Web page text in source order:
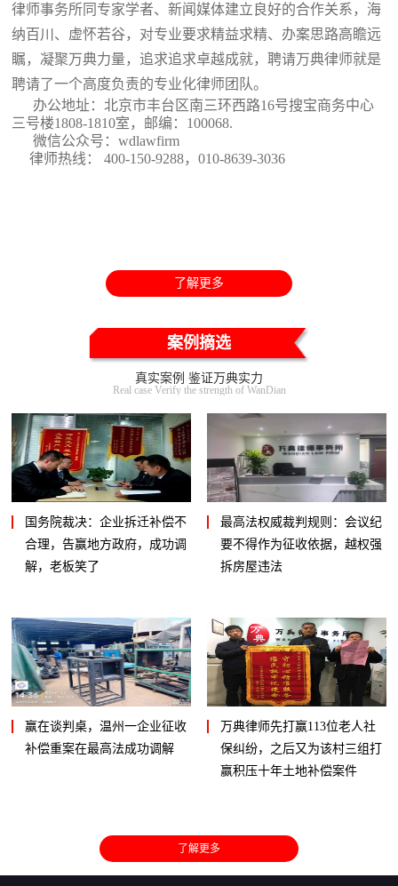
律师事务所同专家学者、新闻媒体建立良好的合作关系，海
纳百川、虚怀若谷，对专业要求精益求精、办案思路高瞻远
瞩，凝聚万典力量，追求追求卓越成就，聘请万典律师就是
聘请了一个高度负责的专业化律师团队。
办公地址：北京市丰台区南三环西路16号搜宝商务中心
三号楼1808-1810室 ，邮编：100068.
微信公众号：wdlawfirm
律师热线： 400-150-9288，010-8639-3036
了解更多
案例摘选
真实案例 鉴证万典实力
Real case Verify the strength of WanDian
国务院裁决：企业拆迁补偿不
合理，告赢地方政府，成功调
解，老板笑了
最高法权威裁判规则：会议纪
要不得作为征收依据，越权强
拆房屋违法
赢在谈判桌，温州一企业征收
补偿重案在最高法成功调解
万典律师先打赢113位老人社
保纠纷，之后又为该村三组打
赢积压十年土地补偿案件
了解更多